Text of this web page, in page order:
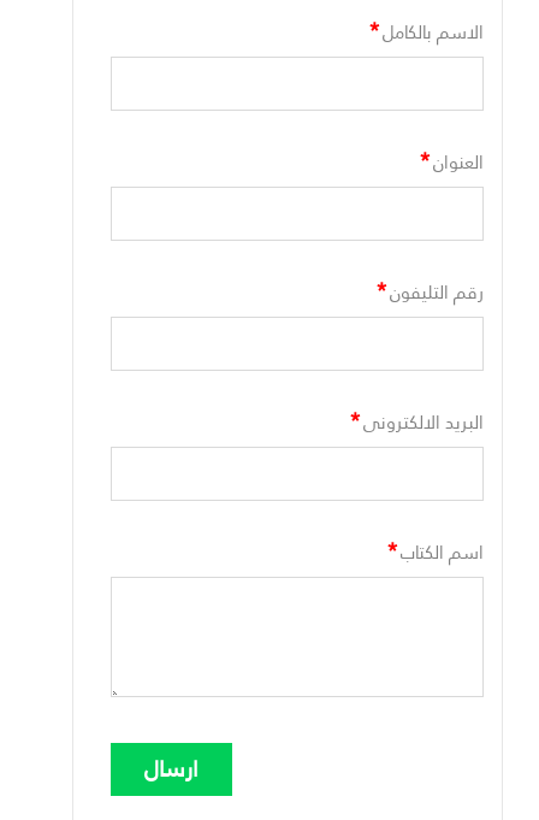
الاسم بالكامل*
العنوان*
رقم التليفون*
البريد الالكترونى*
اسم الكتاب*